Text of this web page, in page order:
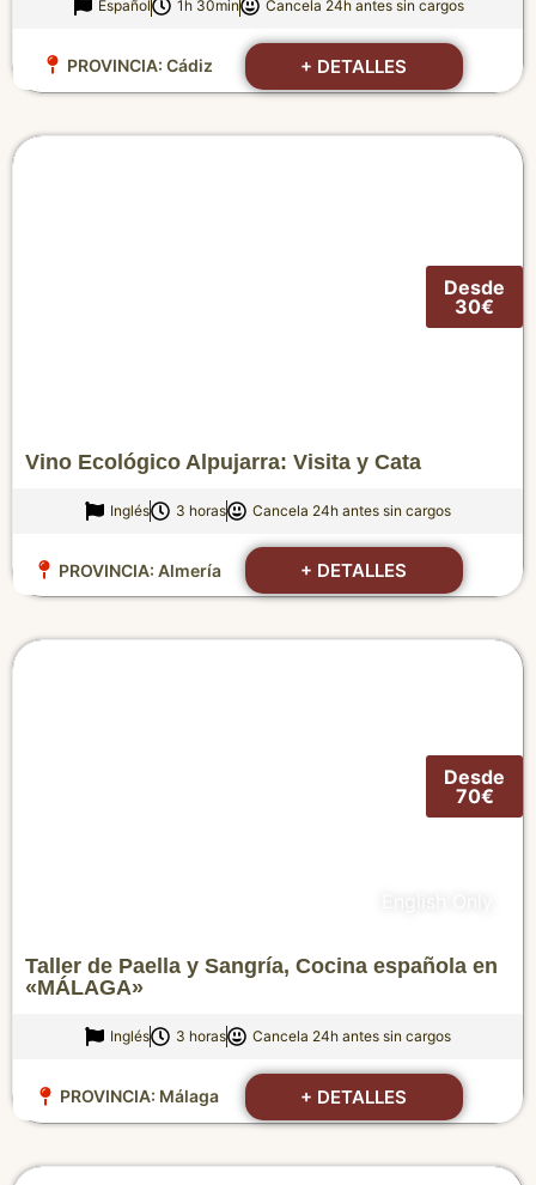
Español 1h 30min Cancela 24h antes sin cargos
PROVINCIA: Cádiz + DETALLES
Desde
30€
Vino Ecológico Alpujarra: Visita y Cata
Inglés 3 horas Cancela 24h antes sin cargos
PROVINCIA: Almería + DETALLES
Desde
70€
Taller de Paella y Sangría, Cocina española en
«MÁLAGA»
Inglés 3 horas Cancela 24h antes sin cargos
PROVINCIA: Málaga + DETALLES